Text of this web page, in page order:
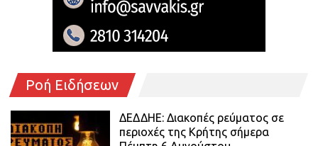
Ροή Ειδήσεων
ΔΕΔΔΗΕ: Διακοπές ρεύματος σε
περιοχές της Κρήτης σήμερα